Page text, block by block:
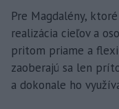
Pre Magdalény,
realizácia cieľov a
pritom priame a
zaoberajú sa len
a dokonale ho